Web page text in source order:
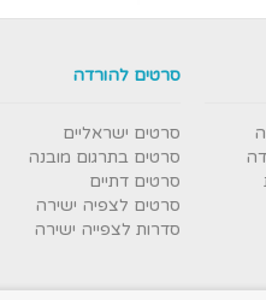
סרטים להורדה
סרטים ישראליים
סרטים בתרגום מובנה
סרטים דתיים
סרטים לצפיה ישירה
סדרות לצפייה ישירה